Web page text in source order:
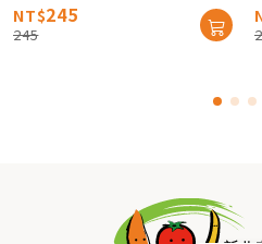
NT$245
245